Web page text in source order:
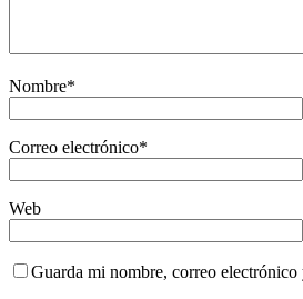
Nombre*
Correo electrónico*
Web
Guarda mi nombre, correo